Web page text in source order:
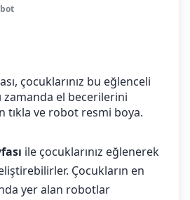
ile çocuklarınız eğlenerek
Çocukların en
yer alan robotlar